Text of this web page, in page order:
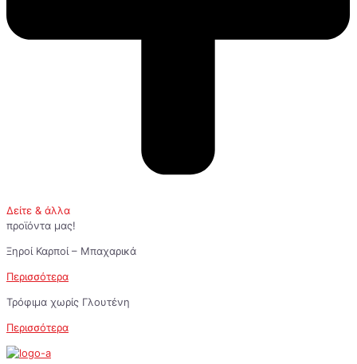
Δείτε & άλλα
προϊόντα μας!
Ξηροί Καρποί – Μπαχαρικά
Περισσότερα
Τρόφιμα χωρίς Γλουτένη
Περισσότερα